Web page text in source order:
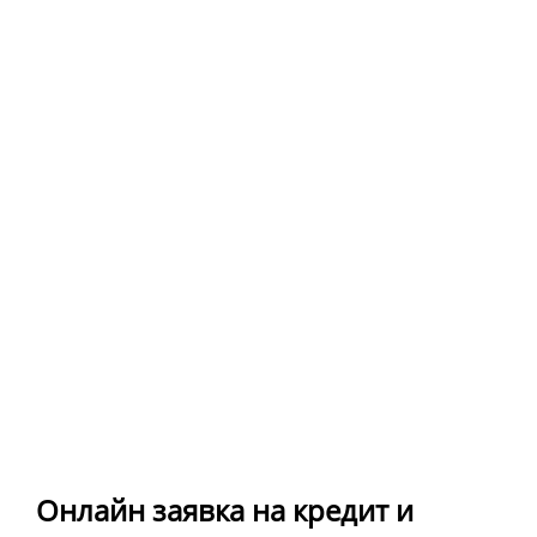
Онлайн заявка на кредит и